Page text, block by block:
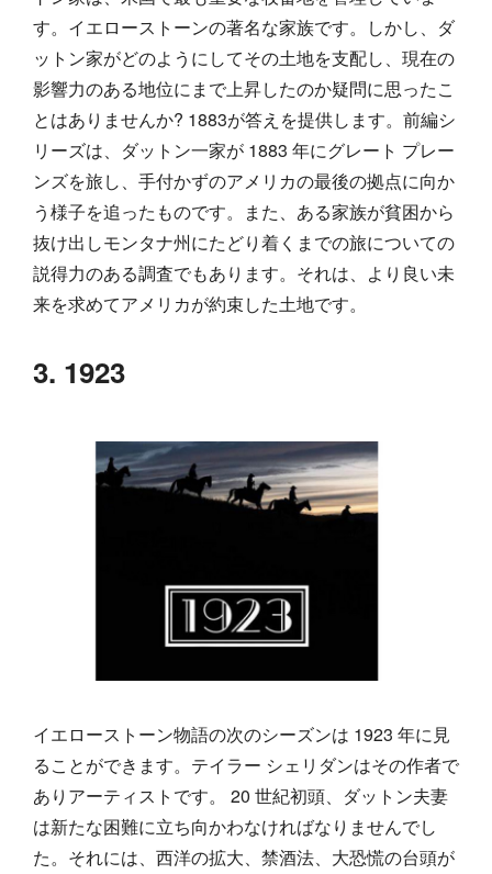
す。イエローストーンの著名な家族です。しかし、ダ
ットン家がどのようにしてその土地を支配し、現在の
影響力のある地位にまで上昇したのか疑問に思ったこ
とはありませんか? 1883が答えを提供します。前編シ
リーズは、ダットン一家が 1883 年にグレート プレー
ンズを旅し、手付かずのアメリカの最後の拠点に向か
う様子を追ったものです。また、ある家族が貧困から
抜け出しモンタナ州にたどり着くまでの旅についての
説得力のある調査でもあります。それは、より良い未
来を求めてアメリカが約束した土地です。
3. 1923
イエローストーン物語の次のシーズンは 1923 年に見
ることができます。テイラー シェリダンはその作者で
ありアーティストです。 20 世紀初頭、ダットン夫妻
は新たな困難に立ち向かわなければなりませんでし
た。それには、西洋の拡大、禁酒法、大恐慌の台頭が